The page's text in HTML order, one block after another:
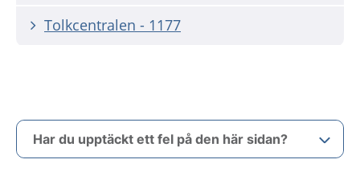
Tolkcentralen - 1177
Har du upptäckt ett fel på den här sidan?